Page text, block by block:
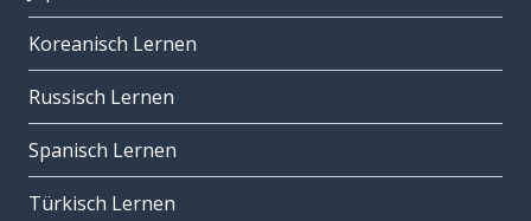
Koreanisch Lernen
Russisch Lernen
Spanisch Lernen
Türkisch Lernen